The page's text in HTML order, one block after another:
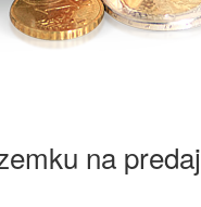
na predaj